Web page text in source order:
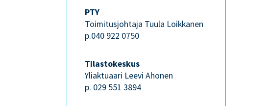
PTY
Toimitusjohtaja Tuula Loikkanen
p.040 922 0750
Tilastokeskus
Yliaktuaari Leevi Ahonen
p. 029 551 3894